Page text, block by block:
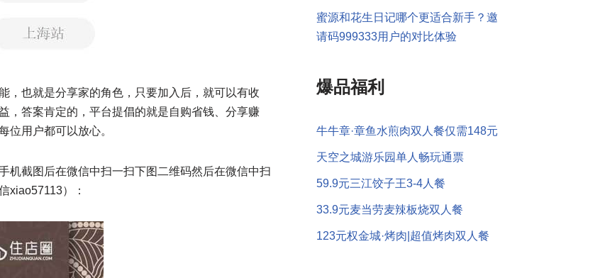
，也就是分享家的角色，只要加入后，就可以有收
，答案肯定的，平台提倡的就是自购省钱、分享赚
位用户都可以放心。
机截图后在微信中扫一扫下图二维码然后在微信中扫
xiao57113）：
蜜源和花生日记哪个更适合新手？邀
请码999333用户的对比体验
爆品福利
牛牛章·章鱼水煎肉双人餐仅需148元
天空之城游乐园单人畅玩通票
59.9元三江饺子王3-4人餐
33.9元麦当劳麦辣板烧双人餐
123元权金城·烤肉|超值烤肉双人餐